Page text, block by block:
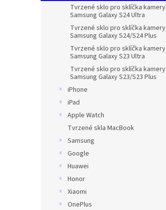
Tvrzené sklo pro sklíčka kamery
Samsung Galaxy S24 Ultra
Tvrzené sklo pro sklíčka kamery
Samsung Galaxy S24/S24 Plus
Tvrzené sklo pro sklíčka kamery
Samsung Galaxy S23 Ultra
Tvrzené sklo pro sklíčka kamery
Samsung Galaxy S23/S23 Plus
iPhone
iPad
Apple Watch
Tvrzené skla MacBook
Samsung
Google
Huawei
Honor
Xiaomi
OnePlus